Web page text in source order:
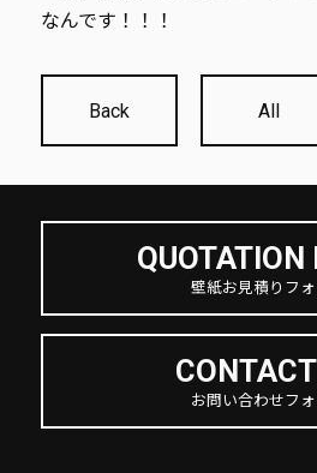
なんです！！！
Back All
QUOTATION
壁紙お見積りフ
お問い合わせフ